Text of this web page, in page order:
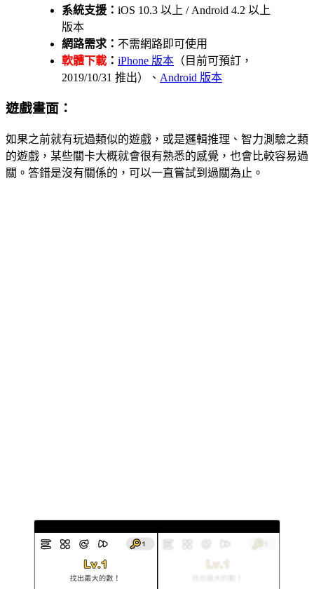
系統支援： iOS 10.3 以上 / Android 4.2 以上
版本
網路需求： 不需網路即可使用
軟體下載 ： iPhone 版本 （目前可預訂，
2019/10/31 推出）、 Android 版本
遊戲畫面：
如果之前就有玩過類似的遊戲，或是邏輯推理、智力測驗之類
的遊戲，某些關卡大概就會很有熟悉的感覺，也會比較容易過
關。答錯是沒有關係的，可以一直嘗試到過關為止。